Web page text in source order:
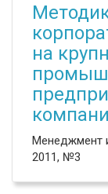
на
Менеджмент
2011, №3